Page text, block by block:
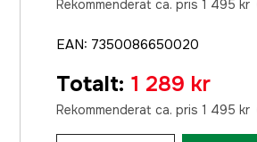
Rekommenderat ca. pris 1 495 kr
EAN: 7350086650020
Totalt: 1 289 kr
Rekommenderat ca. pris 1 495 kr